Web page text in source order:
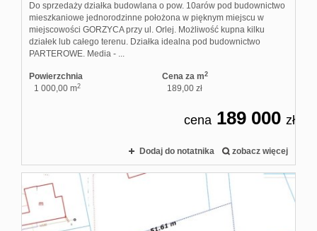
RODO
Do sprzedaży działka budowlana o pow. 10arów pod budownictwo
mieszkaniowe jednorodzinne położona w pięknym miejscu w
miejscowości GORZYCA przy ul. Orlej. Możliwość kupna kilku
działek lub całego terenu. Działka idealna pod budownictwo
PARTEROWE. Media - ...
Powierzchnia
1 000,00 m2
Cena za m2
189,00 zł
cena 189 000 zł
Dodaj do notatnika zobacz więcej